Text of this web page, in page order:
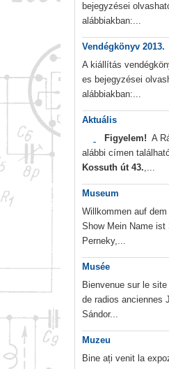
bejegyzései
alábbiakban:...
Vendégkönyv 2013.
A kiállítás
es bejegyzései
alábbiakban:...
Aktuális
Figyelem! A
alábbi címen
Kossuth út 43.,...
Museum
Willkommen auf
Show Mein Name ist
Perneky,...
Musée
Bienvenue sur le
de radios anciennes
Sándor...
Muzeu
Bine ați venit la